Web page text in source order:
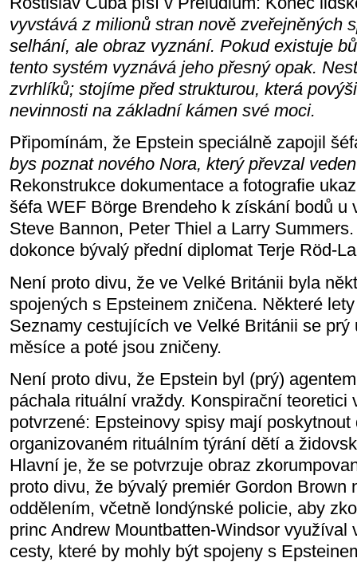
vyvstává z milionů stran nově zveřejněných
selhání, ale obraz vyznání. Pokud existuje
tento systém vyznává jeho přesný opak.
zvrhlíků; stojíme před strukturou, která
nevinnosti na základní kámen své moci.
Připomínám, že Epstein speciálně zapojil
bys poznat nového Nora, který převzal
Rekonstrukce dokumentace a fotografie
šéfa WEF Börge Brendeho k získání bodů u
Steve Bannon, Peter Thiel a Larry
dokonce bývalý přední diplomat Terje Röd-
Není proto divu, že ve Velké Británii byla
spojených s Epsteinem zničena. Některé
Seznamy cestujících ve Velké Británii se prý
měsíce a poté jsou zničeny.
Není proto divu, že Epstein byl (prý)
páchala rituální vraždy. Konspirační teoretici
potvrzené: Epsteinovy spisy mají poskytnout
organizovaném rituálním týrání dětí a
Hlavní je, že se potvrzuje obraz
proto divu, že bývalý premiér Gordon Brown
oddělením, včetně londýnské policie, aby
princ Andrew Mountbatten-Windsor využíval
cesty, které by mohly být spojeny s